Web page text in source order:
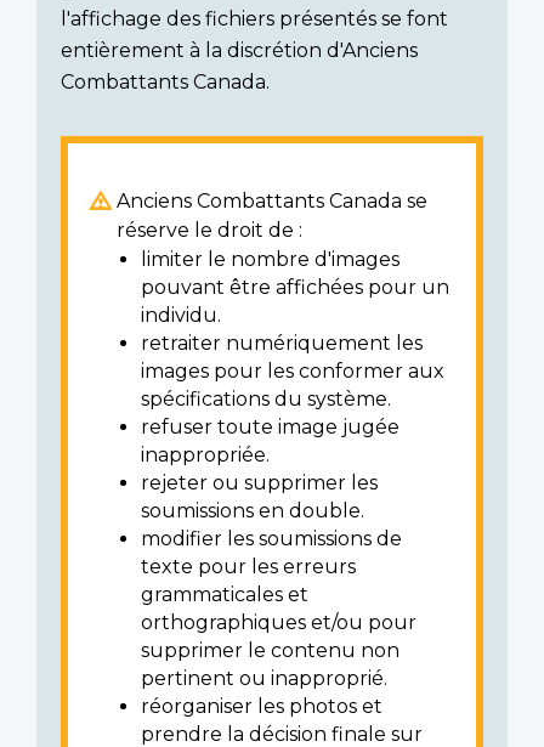
l'affichage des fichiers présentés se font
entièrement à la discrétion d'Anciens
Combattants Canada.
Anciens Combattants Canada se
réserve le droit de :
limiter le nombre d'images
pouvant être affichées pour un
individu.
retraiter numériquement les
images pour les conformer aux
spécifications du système.
refuser toute image jugée
inappropriée.
rejeter ou supprimer les
soumissions en double.
modifier les soumissions de
texte pour les erreurs
grammaticales et
orthographiques et/ou pour
supprimer le contenu non
pertinent ou inapproprié.
réorganiser les photos et
prendre la décision finale sur